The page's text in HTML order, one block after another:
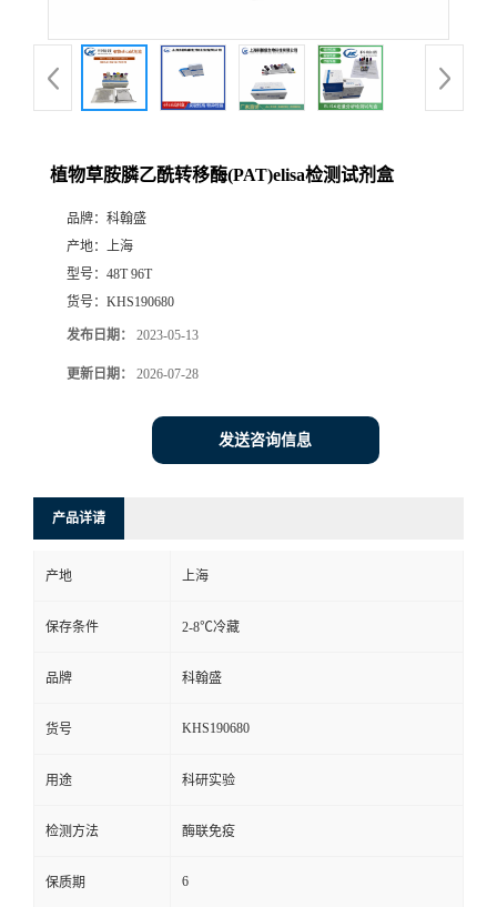
植物草胺膦乙酰转移酶(PAT)elisa检测试剂盒
品牌： 科翰盛
产地： 上海
型号： 48T 96T
货号： KHS190680
发布日期： 2023-05-13
更新日期： 2026-07-28
发送咨询信息
产品详请
产地 上海
保存条件 2-8℃冷藏
品牌 科翰盛
货号 KHS190680
用途 科研实验
检测方法 酶联免疫
保质期 6